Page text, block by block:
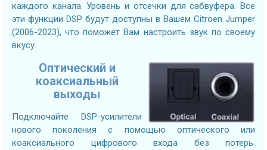
каждого канала. Уровень и отсечки для сабвуфера. Все
эти функции DSP будут доступны в Вашем Citroen Jumper
(2006-2023), что поможет Вам настроить звук по своему
вкусу.
Оптический и
коаксиальный
выходы
Подключайте DSP-усилители
нового поколения с помощью оптического или
коаксиального цифрового входа без потерь.